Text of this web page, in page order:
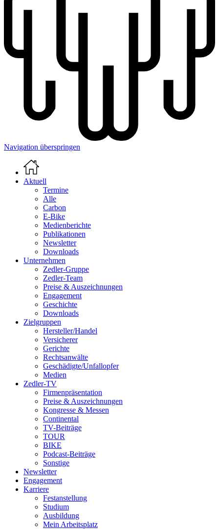
Navigation überspringen
Aktuell
Termine
Alle
Carbon
E-Bike
Medienberichte
Publikationen
Newsletter
Downloads
Unternehmen
Zedler-Gruppe
Zedler-Team
Preise & Auszeichnungen
Engagement
Geschichte
Downloads
Zielgruppen
Hersteller/Handel
Versicherer
Gerichte
Rechtsanwälte
Geschädigte/Unfallopfer
Medien
Zedler-TV
Firmenpräsentation
Preise & Auszeichnungen
Kongresse & Messen
Continental
TV-Beiträge
TOUR
BIKE
Podcast-Beiträge
Sonstige
Newsletter
Engagement
Karriere
Festanstellung
Studium
Ausbildung
Mein Arbeitsplatz